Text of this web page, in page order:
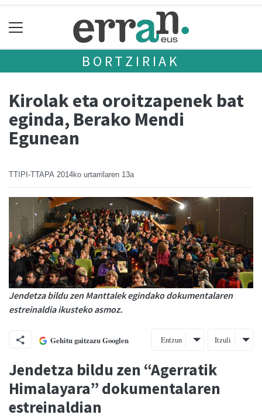
BORTZIRIAK
Kirolak eta oroitzapenek bat
eginda, Berako Mendi
Egunean
TTIPI-TTAPA 2014ko urtarrilaren 13a
Jendetza bildu zen Manttalek egindako dokumentalaren
estreinaldia ikusteko asmoz.
Gehitu gaitzazu Googlen Entzun Itzuli
Jendetza bildu zen “Agerratik
Himalayara” dokumentalaren
estreinaldian